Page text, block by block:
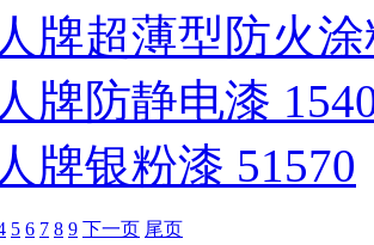
牌超薄型防火涂
牌防静电漆
牌银粉漆 51570
5 6 7 8 9 下一页 尾页